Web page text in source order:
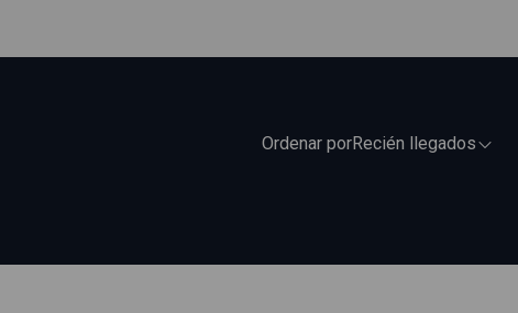
Ordenar porRecién llegados